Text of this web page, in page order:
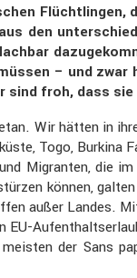
den
– und
froh, dass
Wir hätten in
Togo,
Migranten, die
können,
außer Landes.
der Sans